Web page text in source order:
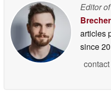
Editor
Brecher
articles
since